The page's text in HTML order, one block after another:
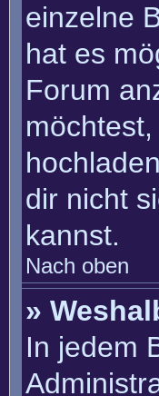
einzelne
hat es
Forum
dir nicht
kannst.
Nach oben
»
In jedem